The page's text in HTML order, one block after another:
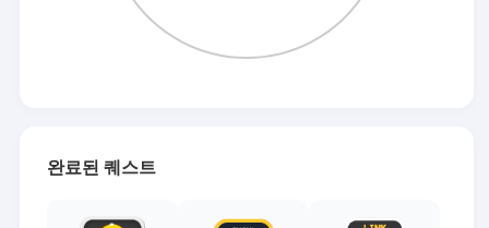
완료된 퀘스트